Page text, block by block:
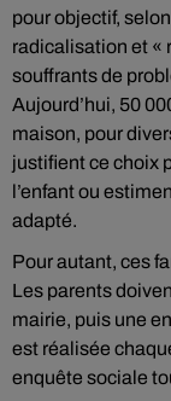
pour objectif,
radicalisation et «
souffrants de
Aujourd’hui, 50
maison, pour
justifient ce choix
l’enfant ou
adapté.
Pour autant, ces
Les parents
mairie, puis une
est réalisée
enquête sociale